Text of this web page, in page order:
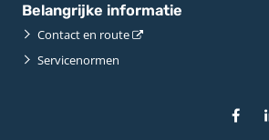
Belangrijke informatie
Contact en route
Servicenormen